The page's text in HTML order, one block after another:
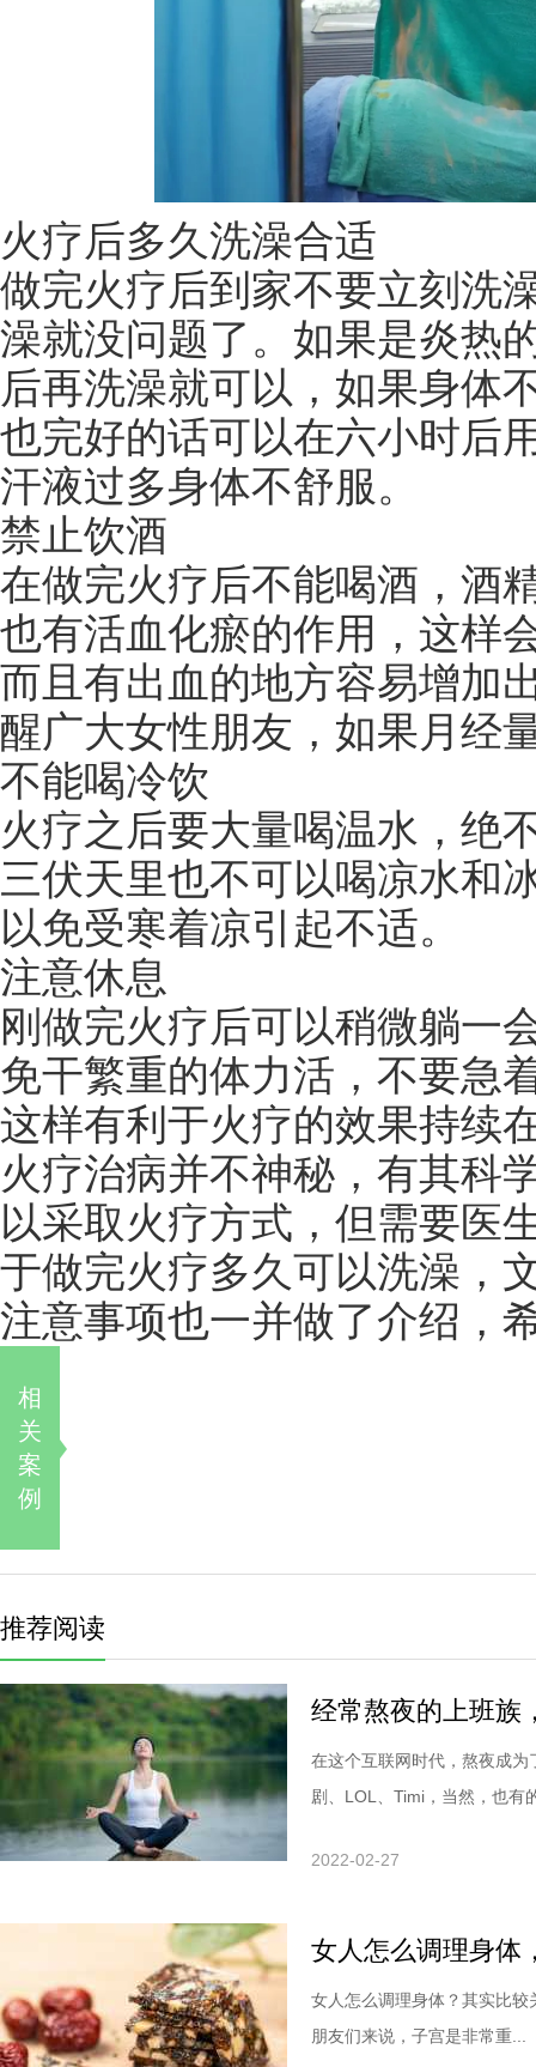
火疗后多久洗澡合适
做完火疗后到家不要立刻洗
澡就没问题了。如果是炎热
后再洗澡就可以，如果身体
也完好的话可以在六小时后
汗液过多身体不舒服。
禁止饮酒
在做完火疗后不能喝酒，酒
也有活血化瘀的作用，这样
而且有出血的地方容易增加
醒广大女性朋友，如果月经
不能喝冷饮
火疗之后要大量喝温水，绝
三伏天里也不可以喝凉水和
以免受寒着凉引起不适。
注意休息
刚做完火疗后可以稍微躺一
免干繁重的体力活，不要急
这样有利于火疗的效果持续
火疗治病并不神秘，有其科
以采取火疗方式，但需要医
于做完火疗多久可以洗澡，
注意事项也一并做了介绍，
相
关
案
例
推荐阅读
经常熬夜的上班族
在这个互联网时代，熬夜成
剧、LOL、Timi，当然，也有
2022-02-27
女人怎么调理身体
女人怎么调理身体？其实比
朋友们来说，子宫是非常重...